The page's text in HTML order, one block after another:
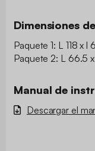
Dimensiones
Paquete 1: L 118 x l
Paquete 2: L 66.5
Manual de
Descargar el